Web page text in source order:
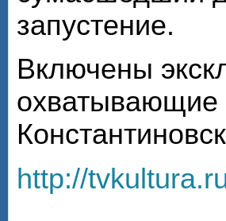
запустение.
Включены
охватывающие
http://